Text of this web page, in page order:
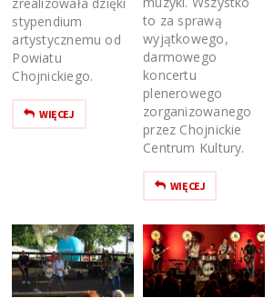
stypendium
artystycznemu od
Powiatu
Chojnickiego.
WIĘCEJ
to za sprawą
wyjątkowego,
darmowego
koncertu
plenerowego
zorganizowanego
przez Chojnickie
Centrum Kultury.
WIĘCEJ